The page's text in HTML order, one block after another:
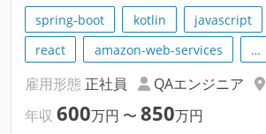
spring-boot kotlin javascript
react
amazon-web-services …
雇用形態 正社員 QAエンジニア
年収 600万円 〜 850万円